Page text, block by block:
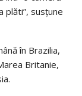
plăti”, susțune
în Brazilia,
Britanie,